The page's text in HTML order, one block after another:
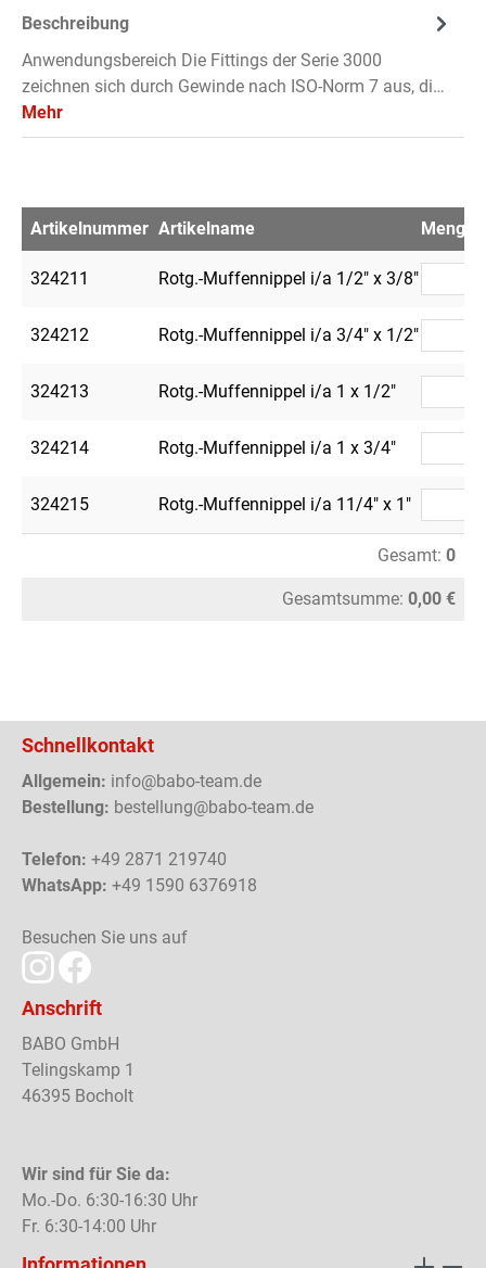
Beschreibung
Anwendungsbereich Die Fittings der Serie 3000
zeichnen sich durch Gewinde nach ISO-Norm 7 aus, di…
Mehr
Artikelnummer Artikelname Menge
324211 Rotg.-Muffennippel i/a 1/2" x 3/8"
324212 Rotg.-Muffennippel i/a 3/4" x 1/2"
324213 Rotg.-Muffennippel i/a 1 x 1/2"
324214 Rotg.-Muffennippel i/a 1 x 3/4"
324215 Rotg.-Muffennippel i/a 11/4" x 1"
Gesamt: 0
Gesamtsumme: 0,00 €
Schnellkontakt
Allgemein: info@babo-team.de
Bestellung: bestellung@babo-team.de
Telefon: +49 2871 219740
WhatsApp: +49 1590 6376918
Besuchen Sie uns auf
Anschrift
BABO GmbH
Telingskamp 1
46395 Bocholt
Wir sind für Sie da:
Mo.-Do. 6:30-16:30 Uhr
Fr. 6:30-14:00 Uhr